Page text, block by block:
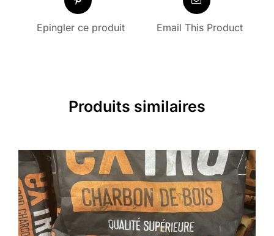
Epingler ce produit Email This Product
Produits similaires